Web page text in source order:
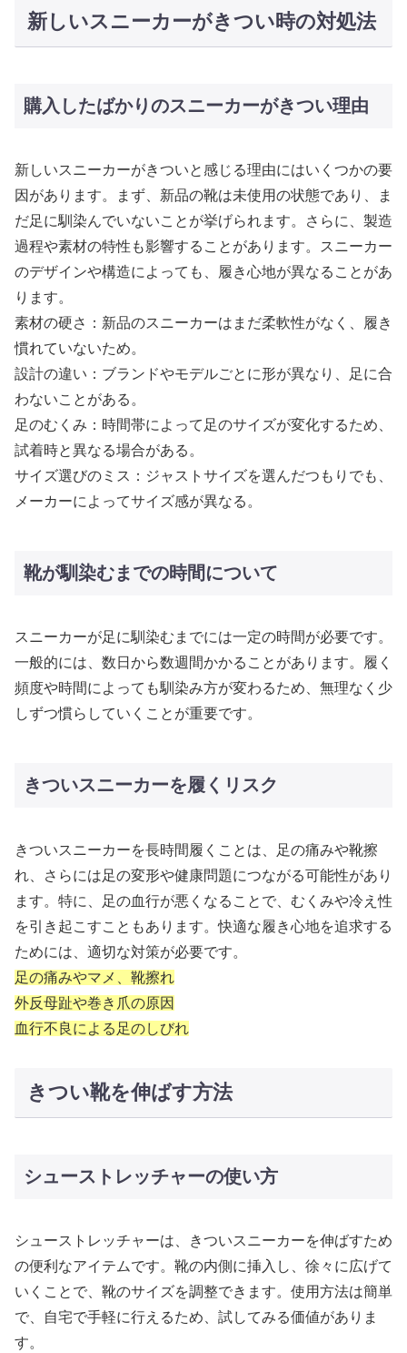
新しいスニーカーがきつい時の対処法
購入したばかりのスニーカーがきつい理由
新しいスニーカーがきついと感じる理由にはいくつかの要
因があります。まず、新品の靴は未使用の状態であり、ま
だ足に馴染んでいないことが挙げられます。さらに、製造
過程や素材の特性も影響することがあります。スニーカー
のデザインや構造によっても、履き心地が異なることがあ
ります。
素材の硬さ：新品のスニーカーはまだ柔軟性がなく、履き
慣れていないため。
設計の違い：ブランドやモデルごとに形が異なり、足に合
わないことがある。
足のむくみ：時間帯によって足のサイズが変化するため、
試着時と異なる場合がある。
サイズ選びのミス：ジャストサイズを選んだつもりでも、
メーカーによってサイズ感が異なる。
靴が馴染むまでの時間について
スニーカーが足に馴染むまでには一定の時間が必要です。
一般的には、数日から数週間かかることがあります。履く
頻度や時間によっても馴染み方が変わるため、無理なく少
しずつ慣らしていくことが重要です。
きついスニーカーを履くリスク
きついスニーカーを長時間履くことは、足の痛みや靴擦
れ、さらには足の変形や健康問題につながる可能性があり
ます。特に、足の血行が悪くなることで、むくみや冷え性
を引き起こすこともあります。快適な履き心地を追求する
ためには、適切な対策が必要です。
足の痛みやマメ、靴擦れ
外反母趾や巻き爪の原因
血行不良による足のしびれ
きつい靴を伸ばす方法
シューストレッチャーの使い方
シューストレッチャーは、きついスニーカーを伸ばすため
の便利なアイテムです。靴の内側に挿入し、徐々に広げて
いくことで、靴のサイズを調整できます。使用方法は簡単
で、自宅で手軽に行えるため、試してみる価値がありま
す。